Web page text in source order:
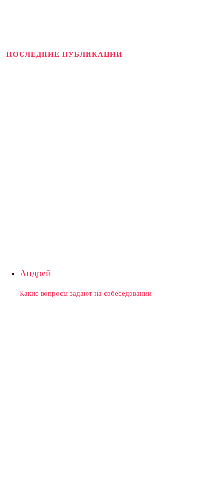
ПОСЛЕДНИЕ ПУБЛИКАЦИИ
Андрей
Какие вопросы задают на собеседовании